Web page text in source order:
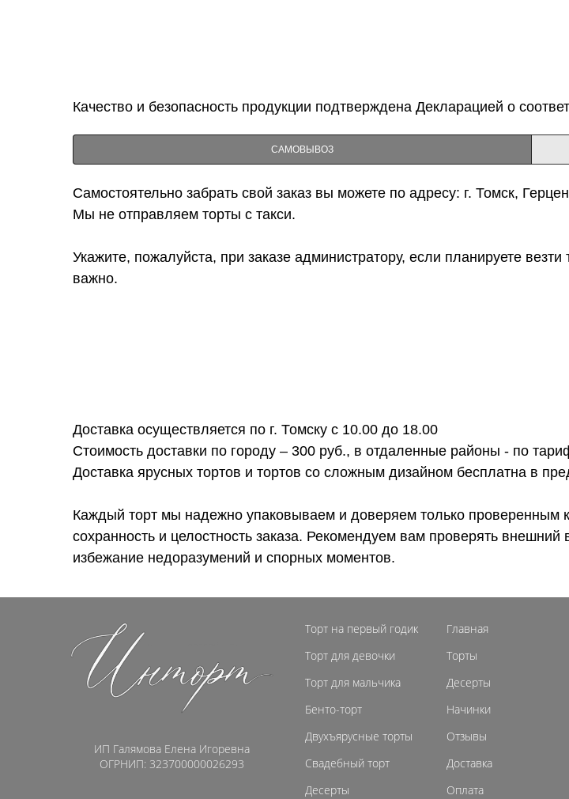
Качество и безопасность продукции подтверждена Декларацией о
САМОВЫВОЗ
Самостоятельно забрать свой заказ вы можете по адресу: г. Томск,
Мы не отправляем торты с такси.
Укажите, пожалуйста, при заказе администратору, если планируете
важно.
Доставка осуществляется по г. Томску с 10.00 до 18.00
Стоимость доставки по городу – 300 руб., в отдаленные районы - по
Доставка ярусных тортов и тортов со сложным дизайном бесплатна в
Каждый торт мы надежно упаковываем и доверяем только проверенным
сохранность и целостность заказа. Рекомендуем вам проверять внешний
избежание недоразумений и спорных моментов.
ИП Галямова Елена Игоревна
ОГРНИП: 323700000026293
Торт на первый годик
Торт для девочки
Торт для мальчика
Бенто-торт
Двухъярусные торты
Свадебный торт
Десерты
Главная
Торты
Десерты
Начинки
Отзывы
Доставка
Оплата